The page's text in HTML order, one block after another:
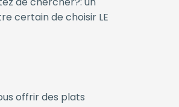
certain de choisir LE
offrir des plats